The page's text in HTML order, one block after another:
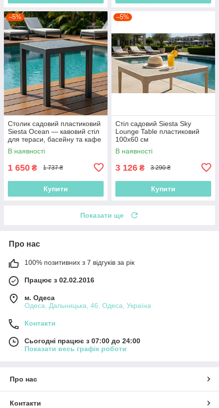
–5%
Столик садовий пластиковий
Siesta Ocean — кавовий стіл
для тераси, басейну та кафе
В наявності
1 650 ₴ 1 737 ₴
Купити
–5%
Стіл садовий Siesta Sky
Lounge Table пластиковий
100х60 см
В наявності
3 126 ₴ 3 290 ₴
Купити
Показати ще
Про нас
100% позитивних з 7 відгуків за рік
Працює з 02.02.2016
м. Одеса
Одеса, Дальницька, 46, Одеса, Україна
Контакти
Сьогодні працює з 07:00 до 24:00
Показати весь графік роботи
Про нас
Контакти